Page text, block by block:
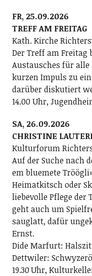
FR, 25.09.2026
TREFF AM FREITAG
Kath. Kirche
Der Treff am Freitag
Austausches für
kurzen Impuls zu
darüber diskutiert
14.00 Uhr,
SA, 26.09.2026
CHRISTINE
Kulturforum
Auf der Suche nach
em bluemete
Heimatkitsch oder
liebevolle Pflege der
geht auch um
sauglatt, dafür
Ernst.
Dide Marfurt:
Dettwiler:
19.30 Uhr,